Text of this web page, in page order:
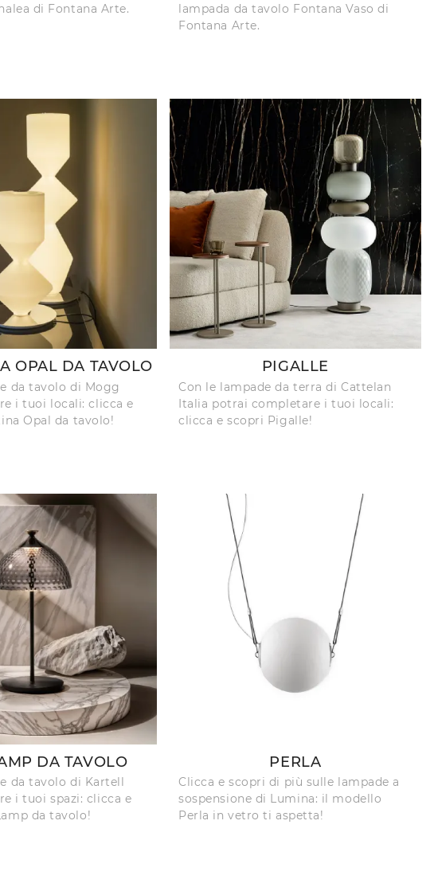
di Fontana Arte.
lampada da tavolo Fontana Vaso di
Fontana Arte.
OPAL DA TAVOLO
da tavolo di Mogg
i tuoi locali: clicca e
Opal da tavolo!
PIGALLE
Con le lampade da terra di Cattelan
Italia potrai completare i tuoi locali:
clicca e scopri Pigalle!
DA TAVOLO
da tavolo di Kartell
i tuoi spazi: clicca e
da tavolo!
PERLA
Clicca e scopri di più sulle lampade a
sospensione di Lumina: il modello
Perla in vetro ti aspetta!